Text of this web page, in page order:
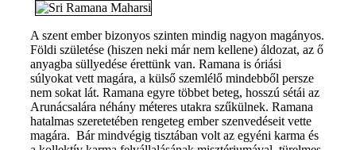
A szent ember bizonyos szinten mindig nagyon magányos.
Földi születése (hiszen neki már nem kellene) áldozat, az ő
anyagba süllyedése érettünk van. Ramana is óriási
súlyokat vett magára, a külső szemlélő mindebből persze
nem sokat lát. Ramana egyre többet beteg, hosszú sétái az
Arunácsalára néhány méteres utakra szűkülnek. Ramana
hatalmas szeretetében rengeteg ember szenvedéseit vette
magára. Bár mindvégig tisztában volt az egyéni karma és